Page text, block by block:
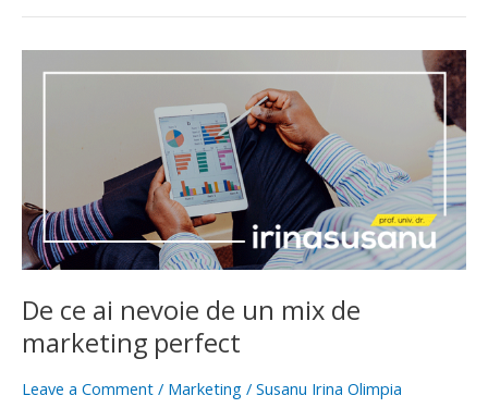
De ce ai nevoie de un mix de
marketing perfect
Leave a Comment / Marketing / Susanu Irina Olimpia
mix
de
marketing
perfect